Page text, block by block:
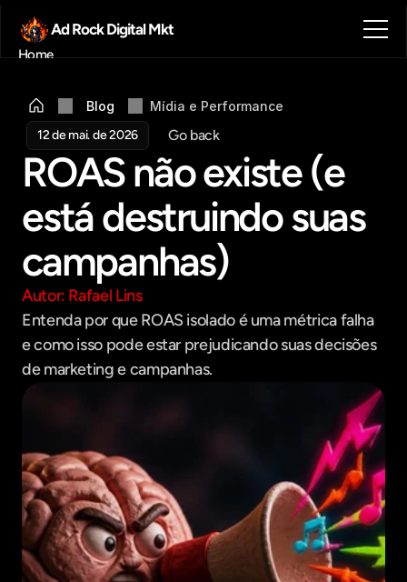
Ad Rock Digital Mkt
Home
Blog
Contato
Get in touch
Blog
Mídia e Performance
12 de mai. de 2026
Go back
ROAS não existe (e
está destruindo suas
campanhas)
Autor: Rafael Lins
Entenda por que ROAS isolado é uma métrica falha
e como isso pode estar prejudicando suas decisões
de marketing e campanhas.